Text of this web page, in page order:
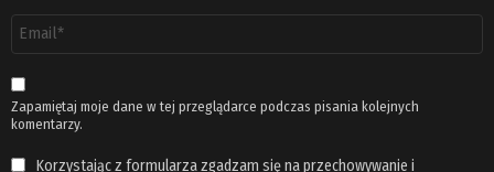
email
*
Zapamiętaj moje dane w tej przeglądarce podczas pisania kolejnych
komentarzy.
Korzystając z formularza zgadzam się na przechowywanie i